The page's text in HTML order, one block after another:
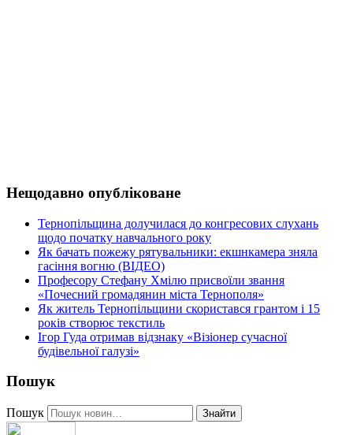
Нещодавно опубліковане
Тернопільщина долучилася до конгресових слухань
щодо початку навчального року
Як бачать пожежу рятувальники: екшнкамера зняла
гасіння вогню (ВІДЕО)
Професору Стефану Хмілю присвоїли звання
«Почесний громадянин міста Тернополя»
Як житель Тернопільщини скористався грантом і 15
років створює текстиль
Ігор Гуда отримав відзнаку «Візіонер сучасної
будівельної галузі»
Пошук
Пошук Знайти